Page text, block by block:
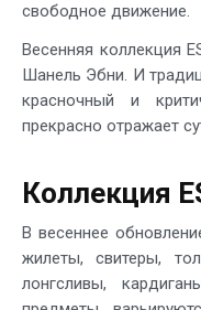
свободное движение.
Весенняя коллекция
Шанель Эбни. И
красночный и
прекрасно отражает
Коллекция
В весеннее
жилеты, свитеры,
лонгсливы,